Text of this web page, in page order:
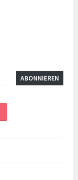
ABONNIEREN